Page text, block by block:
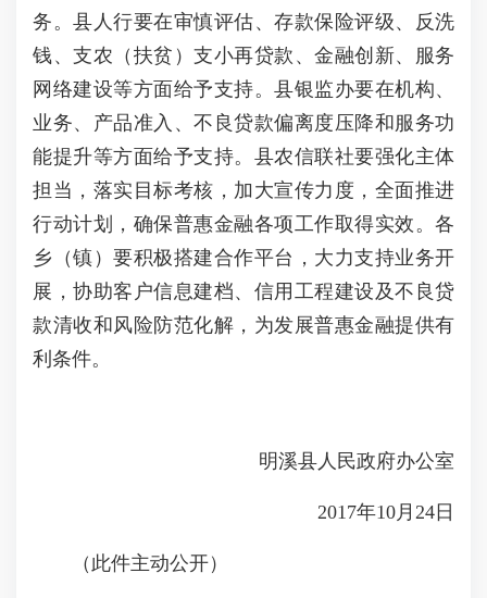
务。县人行要在审慎评估、存款保险评级、反洗
钱、支农（扶贫）支小再贷款、金融创新、服务
网络建设等方面给予支持。县银监办要在机构、
业务、产品准入、不良贷款偏离度压降和服务功
能提升等方面给予支持。县农信联社要强化主体
担当，落实目标考核，加大宣传力度，全面推进
行动计划，确保普惠金融各项工作取得实效。各
乡（镇）要积极搭建合作平台，大力支持业务开
展，协助客户信息建档、信用工程建设及不良贷
款清收和风险防范化解，为发展普惠金融提供有
利条件。
明溪县人民政府办公室
2017年10月24日
（此件主动公开）